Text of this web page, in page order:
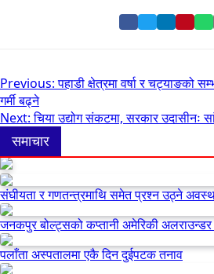
Share
Share
Share
Pin
Post
navigation
Previous: पहाडी क्षेत्रमा वर्षा र चट्याङको
गर्मी बढ्ने
Next:चिया उद्योग संकटमा, सरकार उदासीनः
समाचार
संघीयता र गणतन्त्रमाथि समेत प्रश्न उठ्ने
जनकपुर बोल्ट्सको कप्तानी अमेरिकी अलराउन्डर
पलाँता अस्पतालमा एकै दिन दुईपटक तनाव